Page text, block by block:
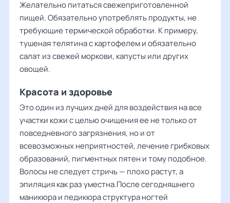
Желательно питаться свежеприготовленной
пищей. Обязательно употреблять продукты, не
требующие термической обработки. К примеру,
тушеная телятина с картофелем и обязательно
салат из свежей моркови, капусты или других
овощей.
Красота и здоровье
Это один из лучших дней для воздействия на все
участки кожи с целью очищения ее не только от
повседневного загрязнения, но и от
всевозможных неприятностей, лечение грибковых
образований, пигментных пятен и тому подобное.
Волосы не следует стричь — плохо растут, а
эпиляция как раз уместна.После сегодняшнего
маникюра и педикюра структура ногтей